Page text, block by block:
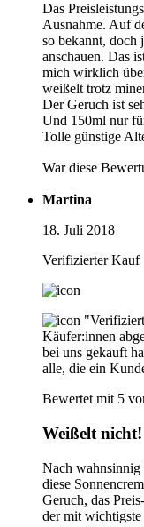
Das
Ausnahme. Auf
so bekannt, doch
anschauen. Das
mich wirklich
weißelt trotz
Der Geruch ist
Und 150ml nur
Tolle günstige
War diese
Martina
18. Juli 2018
Verifizierter Kauf
Käufer:innen
bei uns gekauft
alle, die ein
Bewertet mit 5
Weißelt nicht!
Nach wahnsinnig
diese
Geruch, das
der mit